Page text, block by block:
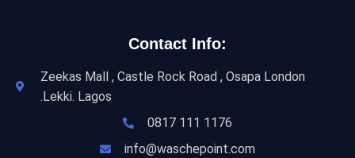
Contact Info:
Zeekas Mall , Castle Rock Road , Osapa London
.Lekki. Lagos
0817 111 1176
info@waschepoint.com